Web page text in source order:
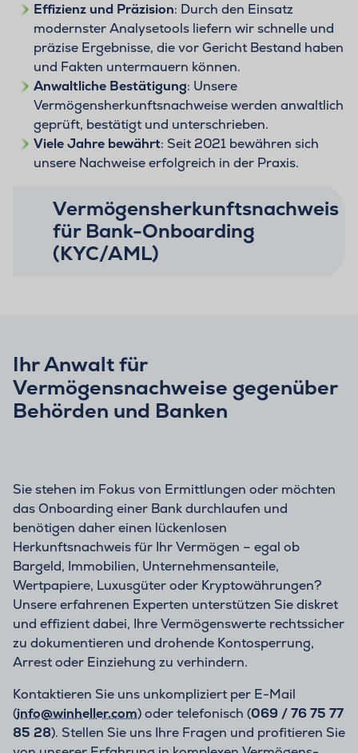
Effizienz und Präzision: Durch den Einsatz
modernster Analysetools liefern wir schnelle und
präzise Ergebnisse, die vor Gericht Bestand haben
und Fakten untermauern können.
Anwaltliche Bestätigung: Unsere
Vermögensherkunftsnachweise werden anwaltlich
geprüft, bestätigt und unterschrieben.
Viele Jahre bewährt: Seit 2021 bewähren sich
unsere Nachweise erfolgreich in der Praxis.
Vermögensherkunftsnachweis
für Bank-Onboarding
(KYC/AML)
Ihr Anwalt für
Vermögensnachweise gegenüber
Behörden und Banken
Sie stehen im Fokus von Ermittlungen oder möchten
das Onboarding einer Bank durchlaufen und
benötigen daher einen lückenlosen
Herkunftsnachweis für Ihr Vermögen – egal ob
Bargeld, Immobilien, Unternehmensanteile,
Wertpapiere, Luxusgüter oder Kryptowährungen?
Unsere erfahrenen Experten unterstützen Sie diskret
und effizient dabei, Ihre Vermögenswerte rechtssicher
zu dokumentieren und drohende Kontosperrung,
Arrest oder Einziehung zu verhindern.
Kontaktieren Sie uns unkompliziert per E-Mail
(info@winheller.com) oder telefonisch (069 / 76 75 77
85 28). Stellen Sie uns Ihre Fragen und profitieren Sie